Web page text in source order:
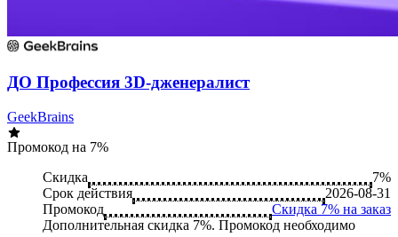
ДО Профессия 3D-дженералист
GeekBrains
Промокод на 7%
Скидка
7%
Срок действия
2026-08-31
Промокод
Скидка 7% на заказ
Дополнительная скидка 7%. Промокод необходимо